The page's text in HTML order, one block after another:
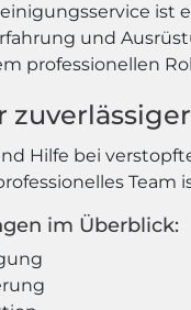
ist
und
professionellen
Hilfe bei
Team
im Überblick: